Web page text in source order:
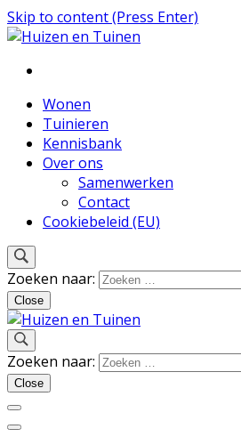
Skip to content (Press Enter)
Huizen en Tuinen
Inspiratie voor wonen en tuinieren
Wonen
Tuinieren
Kennisbank
Over ons
Samenwerken
Contact
Cookiebeleid (EU)
Zoeken naar:
Close
Huizen en Tuinen
Inspiratie voor wonen en tuinieren
Zoeken naar:
Close